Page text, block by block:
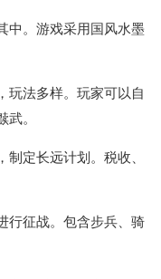
中。游戏采用国风水墨
玩法多样。玩家可以自
。
定长远计划。税收、
行征战。包含步兵、骑